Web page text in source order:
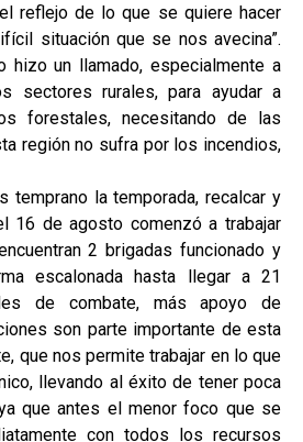
reflejo de lo que se quiere hacer
situación que se nos avecina”.
hizo un llamado, especialmente a
sectores rurales, para ayudar a
forestales, necesitando de las
región no sufra por los incendios,
temprano la temporada, recalcar y
16 de agosto comenzó a trabajar
2 brigadas funcionado y
escalonada hasta llegar a 21
de combate, más apoyo de
son parte importante de esta
que nos permite trabajar en lo que
llevando al éxito de tener poca
que antes el menor foco que se
con todos los recursos